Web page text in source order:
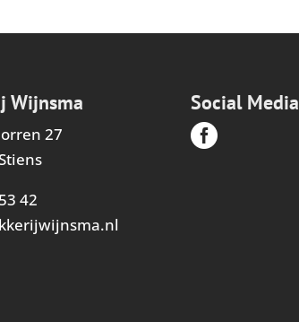
Wijnsma
27
42
Social Media
